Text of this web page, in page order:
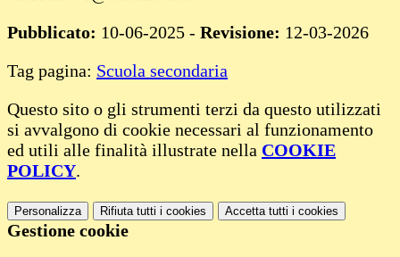
Pubblicato: 10-06-2025 - Revisione: 12-03-2026
Tag pagina: Scuola secondaria
Questo sito o gli strumenti terzi da questo utilizzati
si avvalgono di cookie necessari al funzionamento
ed utili alle finalità illustrate nella COOKIE
POLICY.
Personalizza Rifiuta tutti i cookies Accetta tutti i cookies
Gestione cookie